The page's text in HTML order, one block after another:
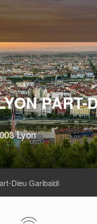
PART-
Lyon
Dieu Garibaldi